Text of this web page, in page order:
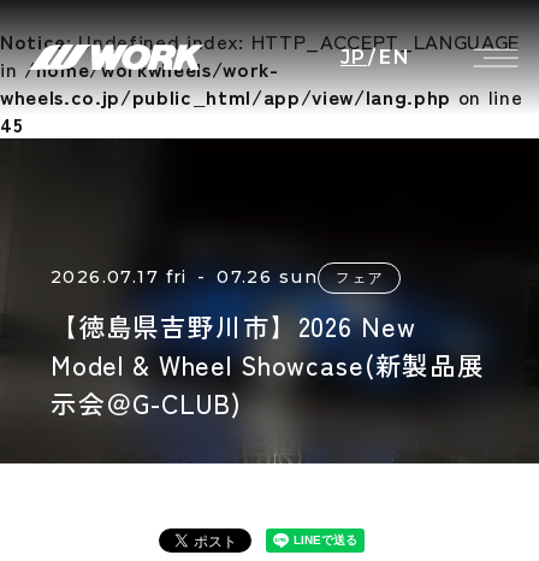
Notice: Undefined index: HTTP_ACCEPT_LANGUAGE
in/home/workwheels/work-
wheels.co.jp/public_html/app/view/lang.phpon line
45
JP/EN
2026.07.17 fri - 07.26 sun フェア
【徳島県吉野川市】2026 New
Model & Wheel Showcase(新製品展
示会＠G-CLUB)